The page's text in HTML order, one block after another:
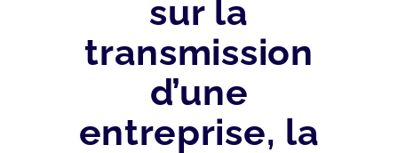
sur la
transmission
d’une
entreprise, la